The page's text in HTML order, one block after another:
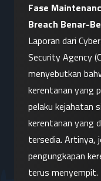
Fase
Breach Benar-
Laporan dari
Security Agency
menyebutkan
kerentanan yang
pelaku kejahatan
kerentanan yang
tersedia. Artinya,
pengungkapan
terus menyempit.